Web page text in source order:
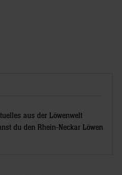
aus der Löwenwelt
du den Rhein-Neckar Löwen